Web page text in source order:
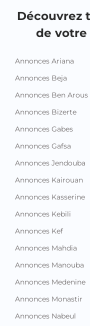
Découvrez
de votre
Annonces Ariana
Annonces Beja
Annonces Ben Arous
Annonces Bizerte
Annonces Gabes
Annonces Gafsa
Annonces Jendouba
Annonces Kairouan
Annonces Kasserine
Annonces Kebili
Annonces Kef
Annonces Mahdia
Annonces Manouba
Annonces Medenine
Annonces Monastir
Annonces Nabeul